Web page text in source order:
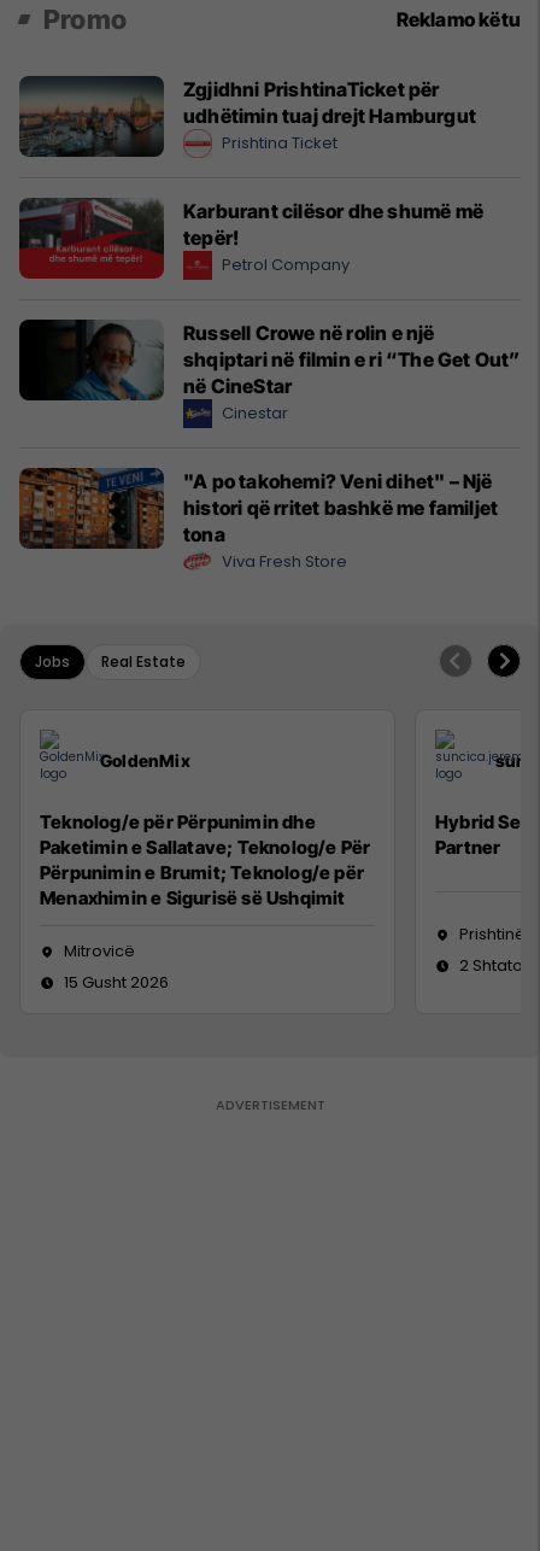
Promo Reklamo këtu
Zgjidhni PrishtinaTicket për
udhëtimin tuaj drejt Hamburgut
Prishtina Ticket
Karburant cilësor dhe shumë më
tepër!
Petrol Company
Russell Crowe në rolin e një
shqiptari në filmin e ri “The Get Out”
në CineStar
Cinestar
"A po takohemi? Veni dihet" – Një
histori që rritet bashkë me familjet
tona
Viva Fresh Store
Jobs Real Estate
GoldenMix
Teknolog/e për Përpunimin dhe
Paketimin e Sallatave; Teknolog/e Për
Përpunimin e Brumit; Teknolog/e për
Menaxhimin e Sigurisë së Ushqimit
Mitrovicë
15 Gusht 2026
Hybrid
Partner
Prishtinë
2 Shtator